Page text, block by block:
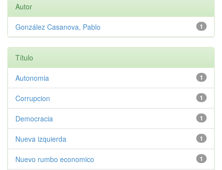
Autor
1
González Casanova, Pablo
Título
1
Autonomia
1
Corrupcion
1
Democracia
1
Nueva izquierda
1
Nuevo rumbo economico